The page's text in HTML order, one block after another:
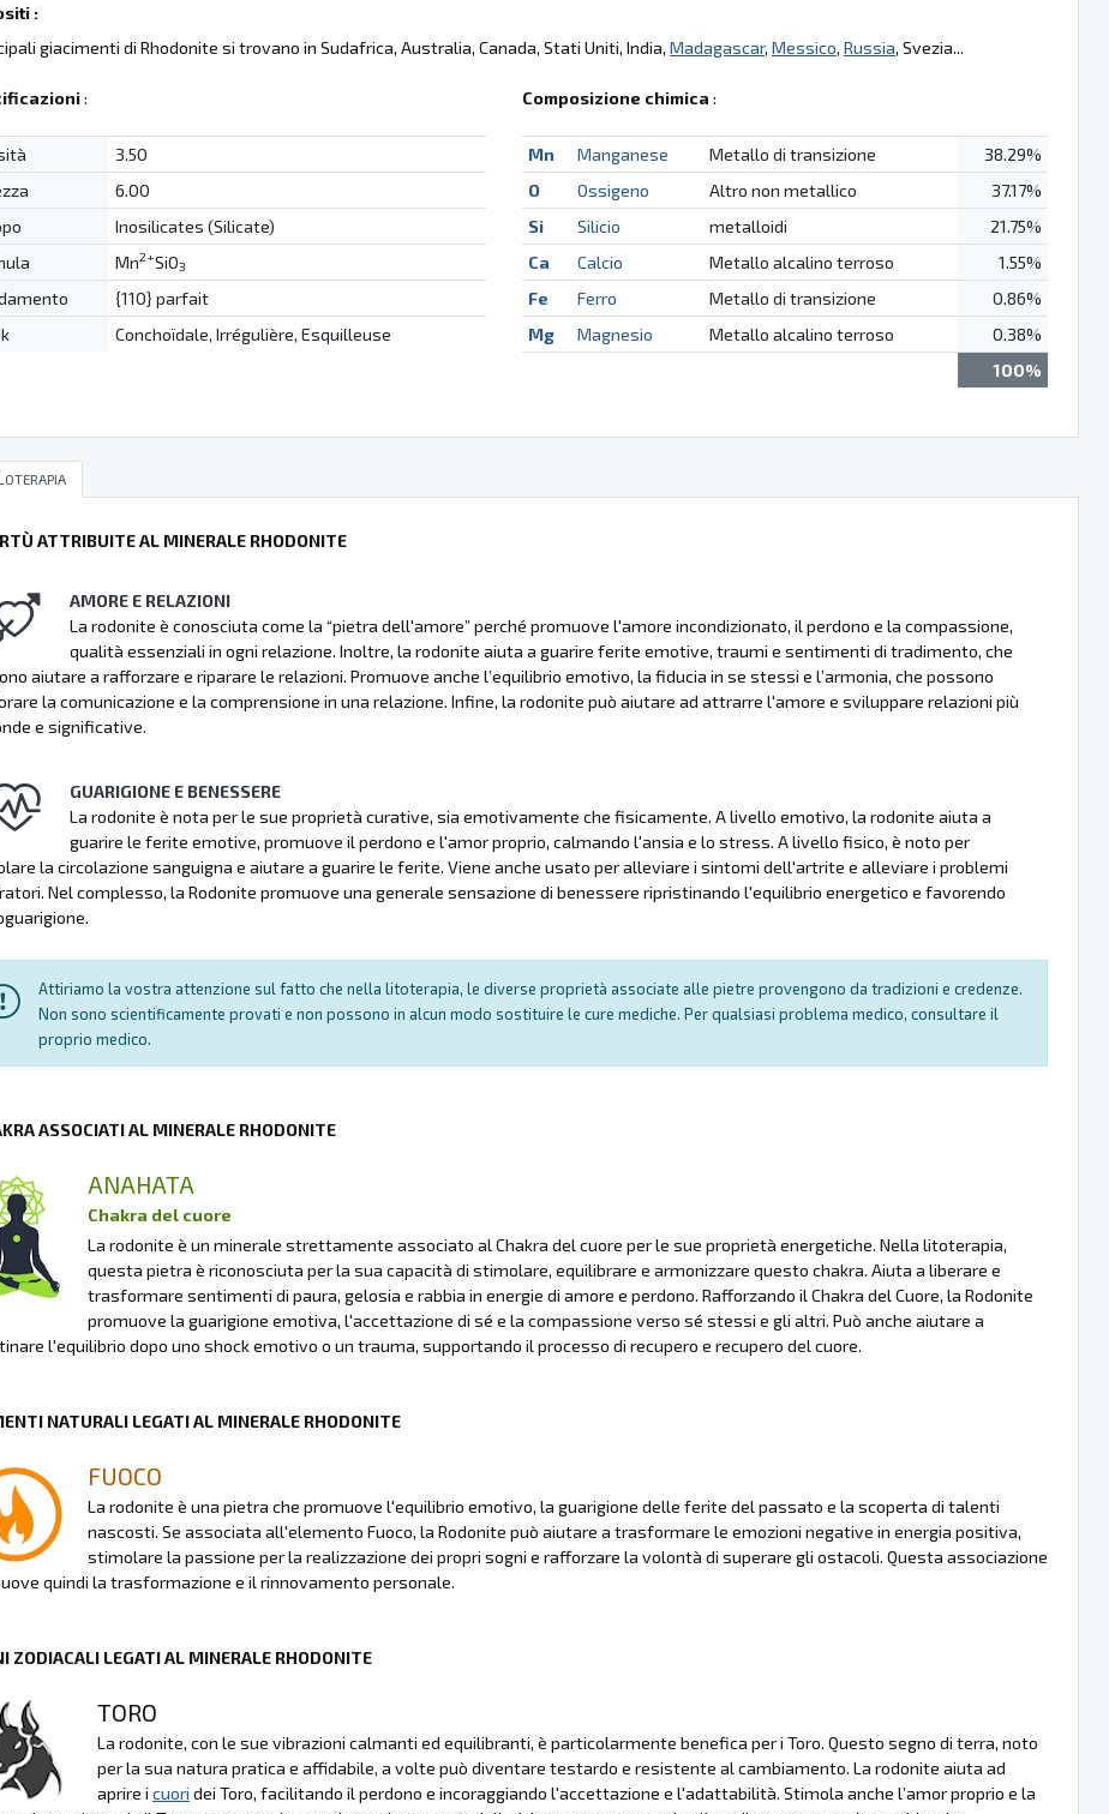
:
giacimenti di Rhodonite si trovano in Sudafrica, Australia, Canada, Stati Uniti, India, Madagascar, Messico, Russia, Svezia...
:
3.50
6.00
Inosilicates (Silicate)
Mn2+SiO3
{110} parfait
Conchoïdale, Irrégulière, Esquilleuse
Composizione chimica :
Mn Manganese Metallo di transizione
38.29%
O
Ossigeno Altro non metallico
37.17%
Si
Silicio metalloidi
21.75%
Ca
Calcio Metallo alcalino terroso
1.55%
Fe
Ferro Metallo di transizione
0.86%
Mg
Magnesio Metallo alcalino terroso
0.38%
100%
ATTRIBUITE AL MINERALE RHODONITE
AMORE E RELAZIONI
La rodonite è conosciuta come la “pietra dell'amore” perché promuove l'amore incondizionato, il perdono e la compassione,
qualità essenziali in ogni relazione. Inoltre, la rodonite aiuta a guarire ferite emotive, traumi e sentimenti di tradimento, che
aiutare a rafforzare e riparare le relazioni. Promuove anche l’equilibrio emotivo, la fiducia in se stessi e l’armonia, che possono
la comunicazione e la comprensione in una relazione. Infine, la rodonite può aiutare ad attrarre l'amore e sviluppare relazioni più
e significative.
GUARIGIONE E BENESSERE
La rodonite è nota per le sue proprietà curative, sia emotivamente che fisicamente. A livello emotivo, la rodonite aiuta a
guarire le ferite emotive, promuove il perdono e l'amor proprio, calmando l'ansia e lo stress. A livello fisico, è noto per
la circolazione sanguigna e aiutare a guarire le ferite. Viene anche usato per alleviare i sintomi dell'artrite e alleviare i problemi
Nel complesso, la Rodonite promuove una generale sensazione di benessere ripristinando l'equilibrio energetico e favorendo
Attiriamo la vostra attenzione sul fatto che nella litoterapia, le diverse proprietà associate alle pietre provengono da tradizioni e credenze.
Non sono scientificamente provati e non possono in alcun modo sostituire le cure mediche. Per qualsiasi problema medico, consultare il
proprio medico.
ASSOCIATI AL MINERALE RHODONITE
ANAHATA
Chakra del cuore
La rodonite è un minerale strettamente associato al Chakra del cuore per le sue proprietà energetiche. Nella litoterapia,
questa pietra è riconosciuta per la sua capacità di stimolare, equilibrare e armonizzare questo chakra. Aiuta a liberare e
trasformare sentimenti di paura, gelosia e rabbia in energie di amore e perdono. Rafforzando il Chakra del Cuore, la Rodonite
promuove la guarigione emotiva, l'accettazione di sé e la compassione verso sé stessi e gli altri. Può anche aiutare a
l'equilibrio dopo uno shock emotivo o un trauma, supportando il processo di recupero e recupero del cuore.
NATURALI LEGATI AL MINERALE RHODONITE
FUOCO
La rodonite è una pietra che promuove l'equilibrio emotivo, la guarigione delle ferite del passato e la scoperta di talenti
nascosti. Se associata all'elemento Fuoco, la Rodonite può aiutare a trasformare le emozioni negative in energia positiva,
stimolare la passione per la realizzazione dei propri sogni e rafforzare la volontà di superare gli ostacoli. Questa associazione
quindi la trasformazione e il rinnovamento personale.
ZODIACALI LEGATI AL MINERALE RHODONITE
TORO
La rodonite, con le sue vibrazioni calmanti ed equilibranti, è particolarmente benefica per i Toro. Questo segno di terra, noto
per la sua natura pratica e affidabile, a volte può diventare testardo e resistente al cambiamento. La rodonite aiuta ad
aprire i cuori dei Toro, facilitando il perdono e incoraggiando l'accettazione e l'adattabilità. Stimola anche l’amor proprio e la